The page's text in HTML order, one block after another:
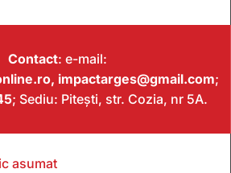
Contact: e-mail:
impactarges@gmail.com;
; Sediu: Pitești, str. Cozia, nr 5A.
asumat